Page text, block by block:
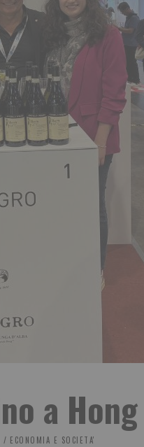
a
/ ECONOMIA E SOCIETA'